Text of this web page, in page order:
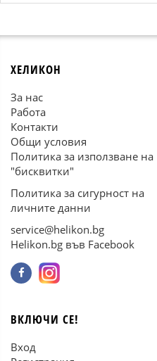
ХЕЛИКОН
За нас
Работа
Контакти
Общи условия
Политика за използване на
"бисквитки"
Политика за сигурност на
личните данни
service@helikon.bg
Helikon.bg във Facebook
ВКЛЮЧИ СЕ!
Вход